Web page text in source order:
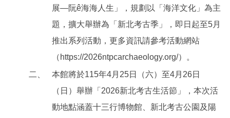
展—阮ê海海人生」，規劃以「海洋文化」為主
題，擴大舉辦為「新北考古季」，即日起至5月
推出系列活動，更多資訊請參考活動網站
（https://2026ntpcarchaeology.org/）。
二、
本館將於115年4月25日（六）至4月26日
（日）舉辦「2026新北考古生活節」，本次活
動地點涵蓋十三行博物館、新北考古公園及陽